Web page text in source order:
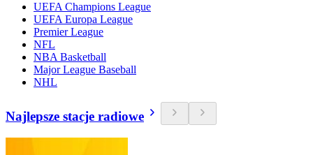
UEFA Champions League
UEFA Europa League
Premier League
NFL
NBA Basketball
Major League Baseball
NHL
Najlepsze stacje radiowe